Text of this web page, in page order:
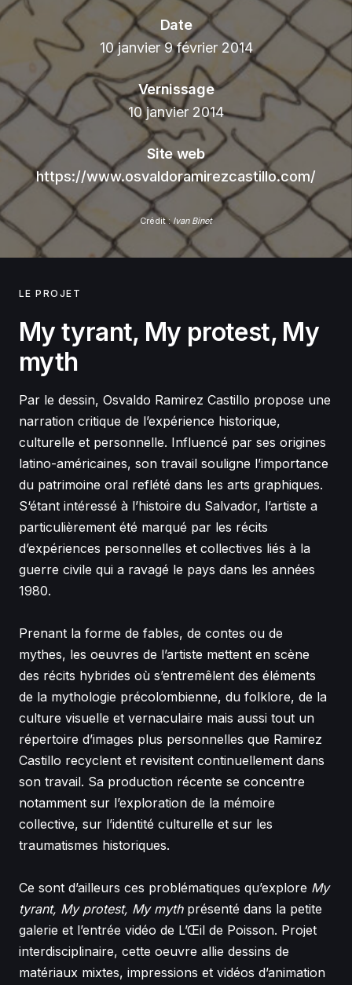
Date
10 janvier 9 février 2014
Vernissage
10 janvier 2014
Site web
https://www.osvaldoramirezcastillo.com/
Crédit :Ivan Binet
LE PROJET
My tyrant, My protest, My
myth
Par le dessin, Osvaldo Ramirez Castillo propose une
narration critique de l’expérience historique,
culturelle et personnelle. Influencé par ses origines
latino-américaines, son travail souligne l’importance
du patrimoine oral reflété dans les arts graphiques.
S‘étant intéressé à l’histoire du Salvador, l’artiste a
particulièrement été marqué par les récits
d’expériences personnelles et collectives liés à la
guerre civile qui a ravagé le pays dans les années
1980.
Prenant la forme de fables, de contes ou de
mythes, les oeuvres de l’artiste mettent en scène
des récits hybrides où s’entremêlent des éléments
de la mythologie précolombienne, du folklore, de la
culture visuelle et vernaculaire mais aussi tout un
répertoire d’images plus personnelles que Ramirez
Castillo recyclent et revisitent continuellement dans
son travail. Sa production récente se concentre
notamment sur l’exploration de la mémoire
collective, sur l’identité culturelle et sur les
traumatismes historiques.
Ce sont d’ailleurs ces problématiques qu’explore My
tyrant, My protest, My mythprésenté dans la petite
galerie et l’entrée vidéo de L’Œil de Poisson. Projet
interdisciplinaire, cette oeuvre allie dessins de
matériaux mixtes, impressions et vidéos d’animation